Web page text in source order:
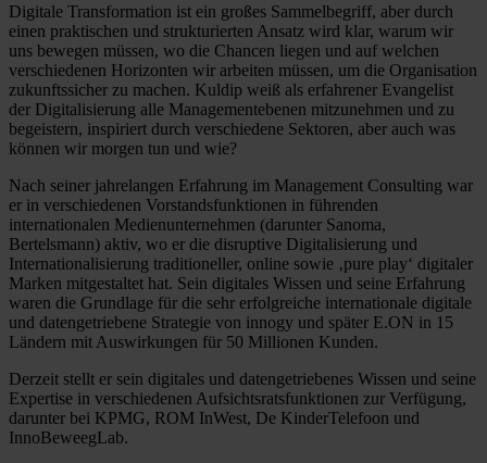
Digitale Transformation ist ein großes Sammelbegriff, aber durch
einen praktischen und strukturierten Ansatz wird klar, warum wir
uns bewegen müssen, wo die Chancen liegen und auf welchen
verschiedenen Horizonten wir arbeiten müssen, um die Organisation
zukunftssicher zu machen. Kuldip weiß als erfahrener Evangelist
der Digitalisierung alle Managementebenen mitzunehmen und zu
begeistern, inspiriert durch verschiedene Sektoren, aber auch was
können wir morgen tun und wie?
Nach seiner jahrelangen Erfahrung im Management Consulting war
er in verschiedenen Vorstandsfunktionen in führenden
internationalen Medienunternehmen (darunter Sanoma,
Bertelsmann) aktiv, wo er die disruptive Digitalisierung und
Internationalisierung traditioneller, online sowie ‚pure play‘ digitaler
Marken mitgestaltet hat. Sein digitales Wissen und seine Erfahrung
waren die Grundlage für die sehr erfolgreiche internationale digitale
und datengetriebene Strategie von innogy und später E.ON in 15
Ländern mit Auswirkungen für 50 Millionen Kunden.
Derzeit stellt er sein digitales und datengetriebenes Wissen und seine
Expertise in verschiedenen Aufsichtsratsfunktionen zur Verfügung,
darunter bei KPMG, ROM InWest, De KinderTelefoon und
InnoBeweegLab.